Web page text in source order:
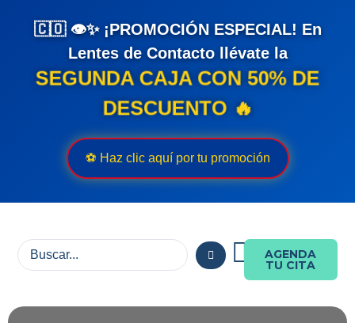
🇨🇴 👁️✨ ¡PROMOCIÓN ESPECIAL! En
Lentes de Contacto llévate la
SEGUNDA CAJA CON 50% DE
DESCUENTO 🔥
⚽ Haz clic aquí por tu promoción
AGENDA
TU CITA